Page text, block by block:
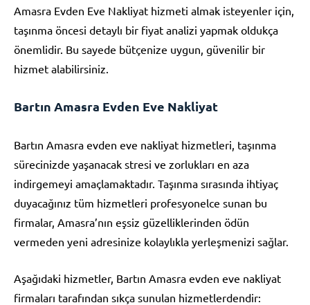
Amasra Evden Eve Nakliyat hizmeti almak isteyenler için,
taşınma öncesi detaylı bir fiyat analizi yapmak oldukça
önemlidir. Bu sayede bütçenize uygun, güvenilir bir
hizmet alabilirsiniz.
Bartın Amasra Evden Eve Nakliyat
Bartın Amasra evden eve nakliyat hizmetleri, taşınma
sürecinizde yaşanacak stresi ve zorlukları en aza
indirgemeyi amaçlamaktadır. Taşınma sırasında ihtiyaç
duyacağınız tüm hizmetleri profesyonelce sunan bu
firmalar, Amasra’nın eşsiz güzelliklerinden ödün
vermeden yeni adresinize kolaylıkla yerleşmenizi sağlar.
Aşağıdaki hizmetler, Bartın Amasra evden eve nakliyat
firmaları tarafından sıkça sunulan hizmetlerdendir: